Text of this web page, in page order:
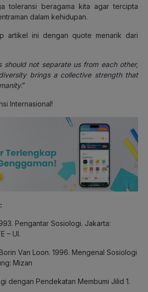
toleransi beragama kita agar tercipta
dalam kehidupan.
artikel ini dengan quote menarik dari
should not separate us from each other,
brings a collective strength that
.”
Internasional!
Pengantar Sosiologi. Jakarta:
– UI.
Van Loon. 1996. Mengenal Sosiologi
Mizan
dengan Pendekatan Membumi Jilid 1.